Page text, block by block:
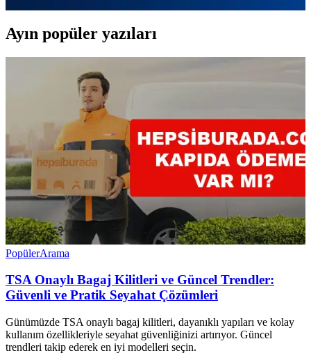
Ayın popüler yazıları
PopülerArama
TSA Onaylı Bagaj Kilitleri ve Güncel Trendler:
Güvenli ve Pratik Seyahat Çözümleri
Günümüzde TSA onaylı bagaj kilitleri, dayanıklı yapıları ve kolay
kullanım özellikleriyle seyahat güvenliğinizi artırıyor. Güncel
trendleri takip ederek en iyi modelleri seçin.